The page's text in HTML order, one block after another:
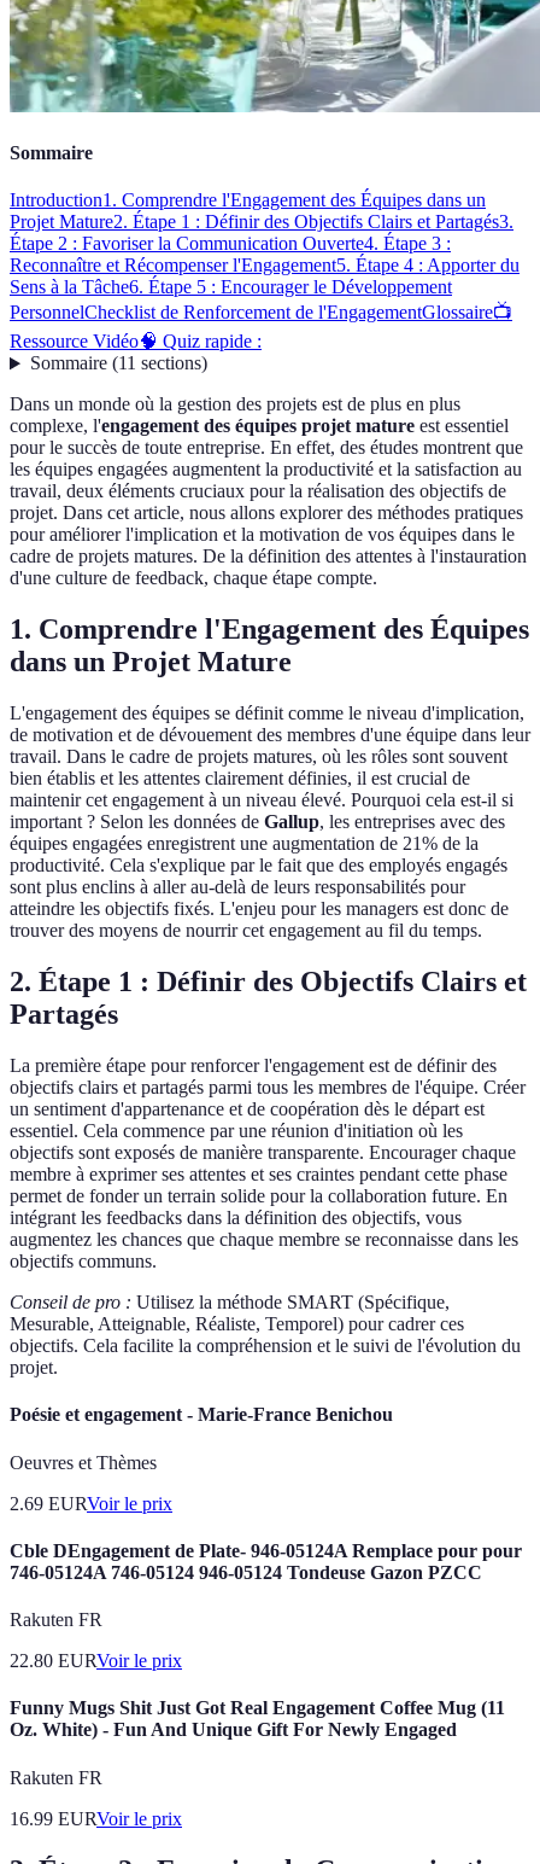
Sommaire
Introduction1. Comprendre l'Engagement des Équipes dans un
Projet Mature2. Étape 1 : Définir des Objectifs Clairs et Partagés3.
Étape 2 : Favoriser la Communication Ouverte4. Étape 3 :
Reconnaître et Récompenser l'Engagement5. Étape 4 : Apporter du
Sens à la Tâche6. Étape 5 : Encourager le Développement
PersonnelChecklist de Renforcement de l'EngagementGlossaire📺
Ressource Vidéo🧠 Quiz rapide :
Sommaire(11 sections)
Dans un monde où la gestion des projets est de plus en plus
complexe, l'engagement des équipes projet mature est essentiel
pour le succès de toute entreprise. En effet, des études montrent que
les équipes engagées augmentent la productivité et la satisfaction au
travail, deux éléments cruciaux pour la réalisation des objectifs de
projet. Dans cet article, nous allons explorer des méthodes pratiques
pour améliorer l'implication et la motivation de vos équipes dans le
cadre de projets matures. De la définition des attentes à l'instauration
d'une culture de feedback, chaque étape compte.
1. Comprendre l'Engagement des Équipes
dans un Projet Mature
L'engagement des équipes se définit comme le niveau d'implication,
de motivation et de dévouement des membres d'une équipe dans leur
travail. Dans le cadre de projets matures, où les rôles sont souvent
bien établis et les attentes clairement définies, il est crucial de
maintenir cet engagement à un niveau élevé. Pourquoi cela est-il si
important ? Selon les données de Gallup, les entreprises avec des
équipes engagées enregistrent une augmentation de 21% de la
productivité. Cela s'explique par le fait que des employés engagés
sont plus enclins à aller au-delà de leurs responsabilités pour
atteindre les objectifs fixés. L'enjeu pour les managers est donc de
trouver des moyens de nourrir cet engagement au fil du temps.
2. Étape 1 : Définir des Objectifs Clairs et
Partagés
La première étape pour renforcer l'engagement est de définir des
objectifs clairs et partagés parmi tous les membres de l'équipe. Créer
un sentiment d'appartenance et de coopération dès le départ est
essentiel. Cela commence par une réunion d'initiation où les
objectifs sont exposés de manière transparente. Encourager chaque
membre à exprimer ses attentes et ses craintes pendant cette phase
permet de fonder un terrain solide pour la collaboration future. En
intégrant les feedbacks dans la définition des objectifs, vous
augmentez les chances que chaque membre se reconnaisse dans les
objectifs communs.
Conseil de pro : Utilisez la méthode SMART (Spécifique,
Mesurable, Atteignable, Réaliste, Temporel) pour cadrer ces
objectifs. Cela facilite la compréhension et le suivi de l'évolution du
projet.
Poésie et engagement - Marie-France Benichou
Oeuvres et Thèmes
2.69 EURVoir le prix
Cble DEngagement de Plate- 946-05124A Remplace pour pour
746-05124A 746-05124 946-05124 Tondeuse Gazon PZCC
Rakuten FR
22.80 EURVoir le prix
Funny Mugs Shit Just Got Real Engagement Coffee Mug (11
Oz. White) - Fun And Unique Gift For Newly Engaged
Rakuten FR
16.99 EURVoir le prix